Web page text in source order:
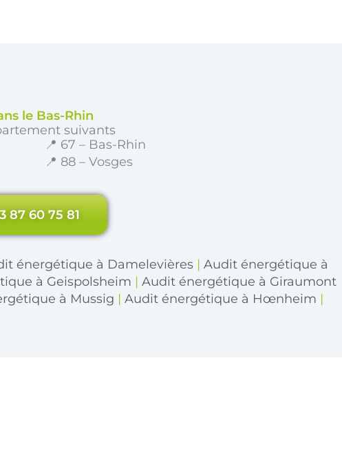
le Bas-Rhin
suivants
📍 67 – Bas-Rhin
📍 88 – Vosges
87 60 75 81
énergétique à Damelevières |Audit énergétique à
à Geispolsheim |Audit énergétique à Giraumont
à Mussig |Audit énergétique à Hœnheim |